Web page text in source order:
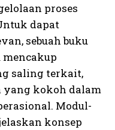
proses
dapat
sebuah buku
saling terkait,
yang kokoh dalam
Modul-
konsep